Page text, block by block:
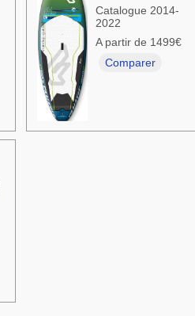
Catalogue 2014-
2022
A partir de 1499€
Comparer